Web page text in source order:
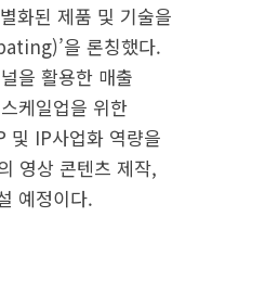
화된 제품 및 기술을
을 론칭했다.
을 활용한 매출
케일업을 위한
및 IP사업화 역량을
영상 콘텐츠 제작,
예정이다.